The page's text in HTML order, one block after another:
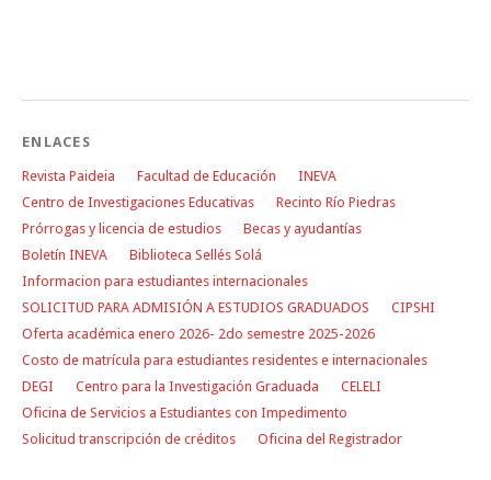
ENLACES
Revista Paideia Facultad de Educación
INEVA
Centro de Investigaciones Educativas
Recinto Río Piedras
Prórrogas y licencia de estudios
Becas y ayudantías
Boletín INEVA
Biblioteca Sellés Solá
Informacion para estudiantes internacionales
SOLICITUD PARA ADMISIÓN A ESTUDIOS GRADUADOS
CIPSHI
Oferta académica enero 2026- 2do semestre 2025-2026
Costo de matrícula para estudiantes residentes e internacionales
DEGI
Centro para la Investigación Graduada
CELELI
Oficina de Servicios a Estudiantes con Impedimento
Solicitud transcripción de créditos
Oficina del Registrador